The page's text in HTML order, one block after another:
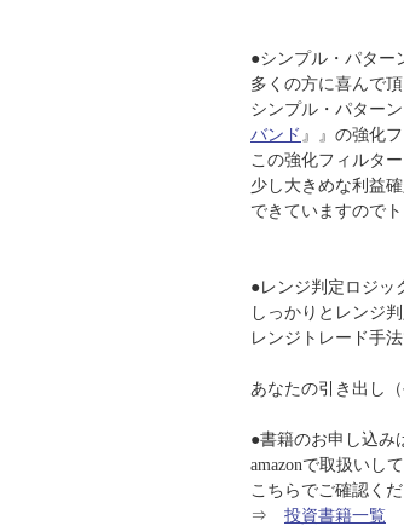
●シンプル・パター
多くの方に喜んで
シンプル・パター
バンド 』』の強化
この強化フィルタ
少し大きめな利益
できていますので
●レンジ判定ロジッ
しっかりとレンジ
レンジトレード手法
あなたの引き出し
●書籍のお申し込み
amazonで取扱いし
こちらでご確認くだ
⇒ 投資書籍一覧